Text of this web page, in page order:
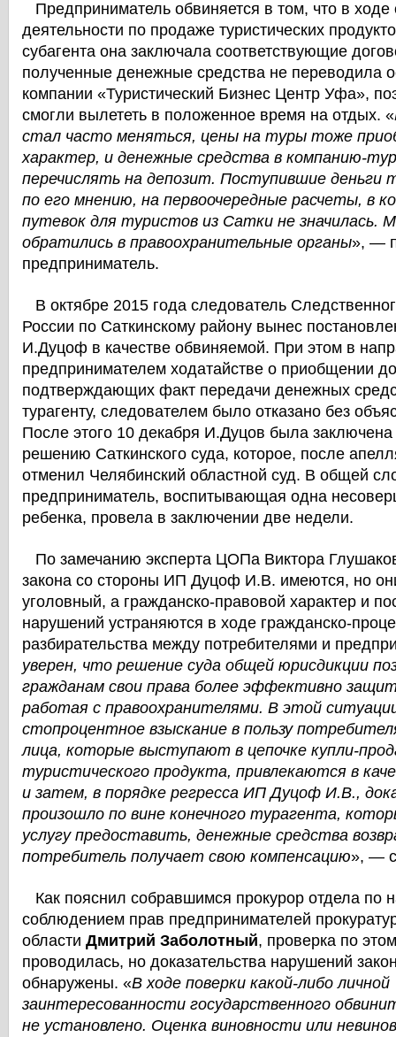
Предприниматель обвиняется в том, что в ходе
деятельности по продаже туристических
субагента она заключала соответствующие
полученные денежные средства не переводила
компании «Туристический Бизнес Центр Уфа»,
смогли вылететь в положенное время на отдых. «
стал часто меняться, цены на туры тоже
характер, и денежные средства в компанию-
перечислять на депозит. Поступившие деньги
по его мнению, на первоочередные расчеты, в
путевок для туристов из Сатки не значилась.
обратились в правоохранительные органы», —
предприниматель.
В октябре 2015 года следователь
России по Саткинскому району вынес
И.Дуцоф в качестве обвиняемой. При этом в
предпринимателем ходатайстве о приобщении
подтверждающих факт передачи денежных
турагенту, следователем было отказано без
После этого 10 декабря И.Дуцов была
решению Саткинского суда, которое, после
отменил Челябинский областной суд. В общей
предприниматель, воспитывающая одна
ребенка, провела в заключении две недели.
По замечанию эксперта ЦОПа Виктора
закона со стороны ИП Дуцоф И.В. имеются, но
уголовный, а гражданско-правовой характер и
нарушений устраняются в ходе гражданско-
разбирательства между потребителями и
уверен, что решение суда общей юрисдикции
гражданам свои права более эффективно
работая с правоохранителями. В этой
стопроцентное взыскание в пользу
лица, которые выступают в цепочке купли-
туристического продукта, привлекаются в
и затем, в порядке регресса ИП Дуцоф И.В.,
произошло по вине конечного турагента,
услугу предоставить, денежные средства
потребитель получает свою компенсацию», —
Как пояснил собравшимся прокурор отдела по
соблюдением прав предпринимателей
области Дмитрий Заболотный, проверка по
проводилась, но доказательства нарушений
обнаружены. «В ходе поверки какой-либо личной
заинтересованности государственного
не установлено. Оценка виновности или